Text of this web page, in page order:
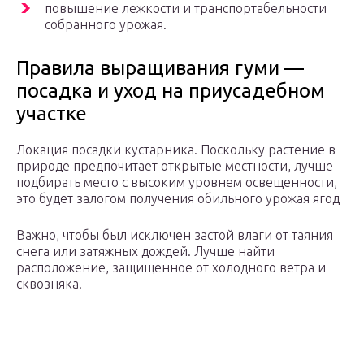
повышение лежкости и транспортабельности
собранного урожая.
Правила выращивания гуми —
посадка и уход на приусадебном
участке
Локация посадки кустарника. Поскольку растение в
природе предпочитает открытые местности, лучше
подбирать место с высоким уровнем освещенности,
это будет залогом получения обильного урожая ягод
Важно, чтобы был исключен застой влаги от таяния
снега или затяжных дождей. Лучше найти
расположение, защищенное от холодного ветра и
сквозняка.